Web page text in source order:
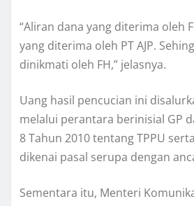
“Aliran dana yang diterima oleh
yang diterima oleh PT AJP.
dinikmati oleh FH,” jelasnya.
Uang hasil pencucian ini
melalui perantara berinisial GP
8 Tahun 2010 tentang TPPU
dikenai pasal serupa dengan
Sementara itu, Menteri